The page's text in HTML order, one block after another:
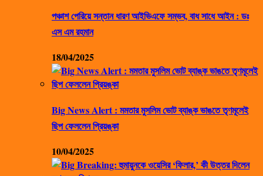
পঞ্চাশ পেরিয়ে সন্তান ধারণ আইভিএফে সম্ভব, বাধ সাধে আইন : ডঃ
এস এম রহমান
18/04/2025
Big News Alert : মমতার মুসলিম ভোট ব্যাঙ্ক ভাঙতে তৃণমূলেই
ছিপ ফেললেন প্রিয়ঙ্কা
10/04/2025